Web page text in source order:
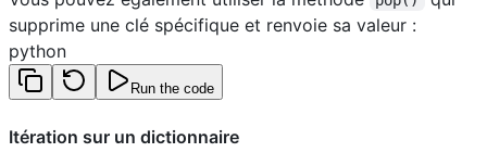
supprime une clé spécifique et renvoie sa valeur :
python
Run the code
Itération sur un dictionnaire